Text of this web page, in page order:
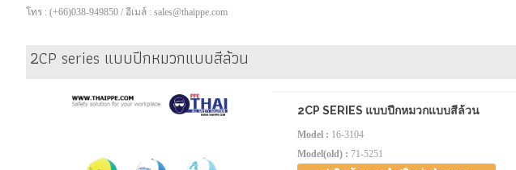
โทร : (+66)038-949850 / อีเมล์ : sales@thaippe.com
2CP series แบบปีกหมวกแบบสีล้วน
2CP SERIES แบบปีกหมวกแบบสีล้วน
Model : 16-3104
Model(old) : 71-5251